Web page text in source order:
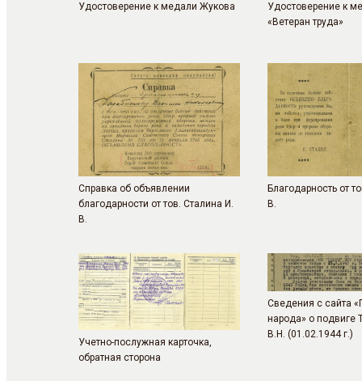
Удостоверение к медали Жукова
Удостоверение к
«Ветеран труда»
Справка об объявлении
благодарности от тов. Сталина И.
В.
Благодарность от
В.
Учетно-послужная карточка,
обратная сторона
Сведения с сайта
народа» о подвиге
В.Н. (01.02.1944 г.)